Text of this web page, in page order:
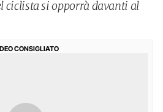
ciclista si opporrà davanti al
CONSIGLIATO